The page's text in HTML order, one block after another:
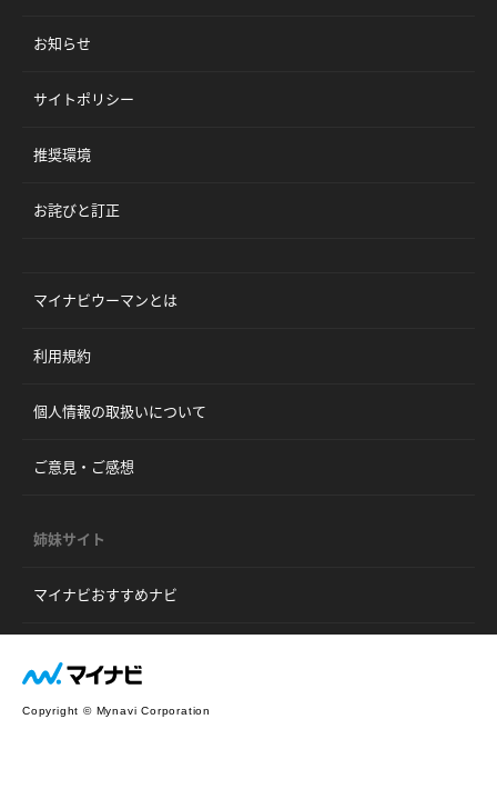
お知らせ
サイトポリシー
推奨環境
お詫びと訂正
マイナビウーマンとは
利用規約
個人情報の取扱いについて
ご意見・ご感想
姉妹サイト
マイナビおすすめナビ
Copyright © Mynavi Corporation